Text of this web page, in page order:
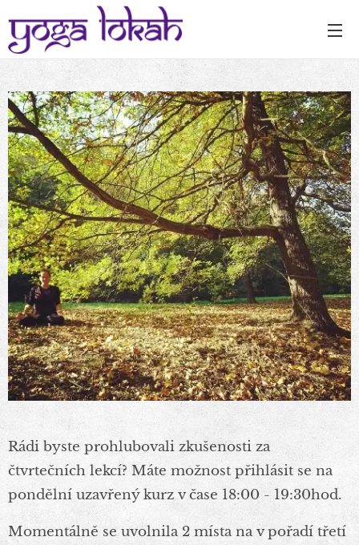
Rádi byste prohlubovali zkušenosti za
čtvrtečních lekcí? Máte možnost přihlásit se na
pondělní uzavřený kurz v čase 18:00 - 19:30hod.
Momentálně se uvolnila 2 místa na v pořadí třetí